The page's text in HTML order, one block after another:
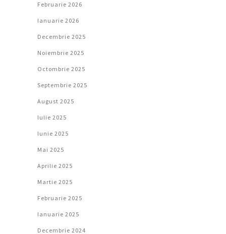
Februarie 2026
Ianuarie 2026
Decembrie 2025
Noiembrie 2025
Octombrie 2025
Septembrie 2025
August 2025
Iulie 2025
Iunie 2025
Mai 2025
Aprilie 2025
Martie 2025
Februarie 2025
Ianuarie 2025
Decembrie 2024